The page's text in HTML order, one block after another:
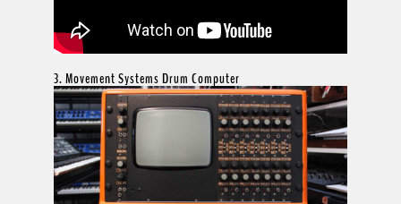
3. Movement Systems Drum Computer